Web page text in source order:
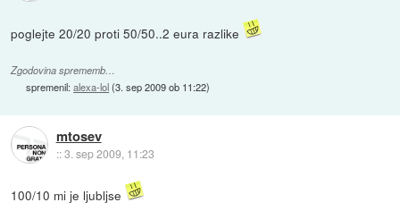
poglejte 20/20 proti 50/50..2 eura razlike
Zgodovina sprememb…
spremenil:alexa-lol(3. sep 2009 ob 11:22)
mtosev
::3. sep 2009, 11:23
100/10 mi je ljubljse